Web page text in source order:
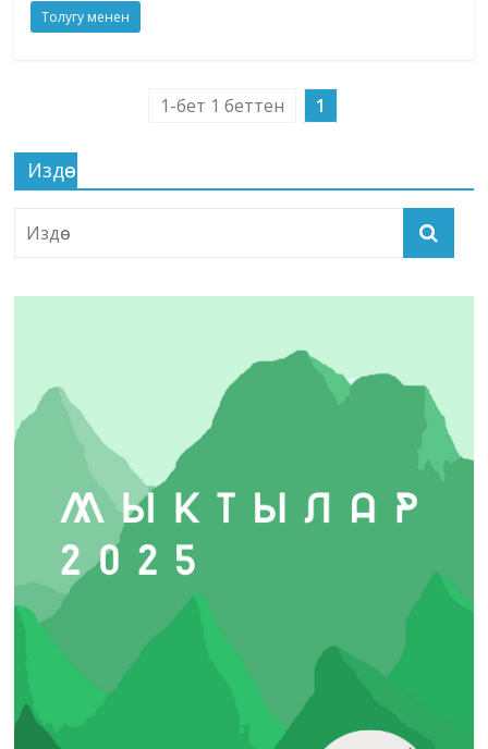
Толугу менен
1-бет 1 беттен 1
Издөө